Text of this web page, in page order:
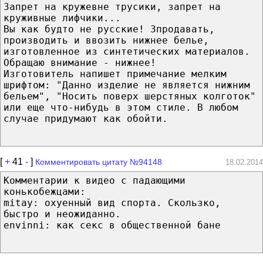
Запрет на кружевне трусики, запрет на
круживные лифчики...
Вы как будто не русские! Зпродавать,
производить и ввозить нижнее белье,
изготовленное из синтетических материалов.
Обращаю внимание - нижнее!
Изготовитель напишет примечание мелким
шрифтом: "Данно изделие не является нижним
бельем", "Носить поверх шерстяных колготок"
или еще что-нибудь в этом стиле. В любом
случае придумают как обойти.
[+ 41 - ] Комментировать цитату №94148 18.02.2014
Комментарии к видео с падающими
конькобежцами:
mitay: охуенный вид спорта. Скользко,
быстро и неожиданно.
envinni: как секс в общественной бане